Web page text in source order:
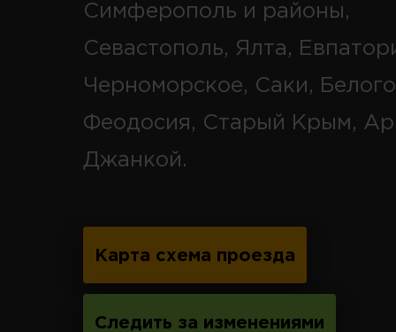
Симферополь и районы,
Севастополь, Ялта,
Черноморское, Саки,
Феодосия, Старый Крым,
Джанкой.
Карта схема проезда
Следить за изменениями